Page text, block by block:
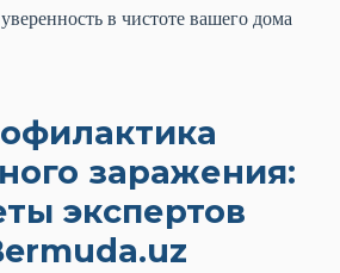
в чистоте вашего дома
заражения:
экспертов